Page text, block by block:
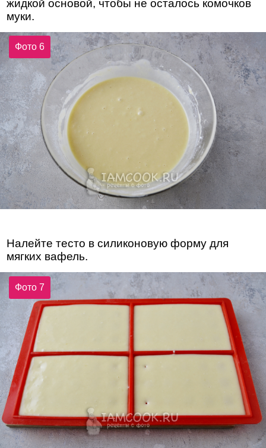
жидкой основой, чтобы не осталось комочков
муки.
Фото 6
Налейте тесто в силиконовую форму для
мягких вафель.
Фото 7